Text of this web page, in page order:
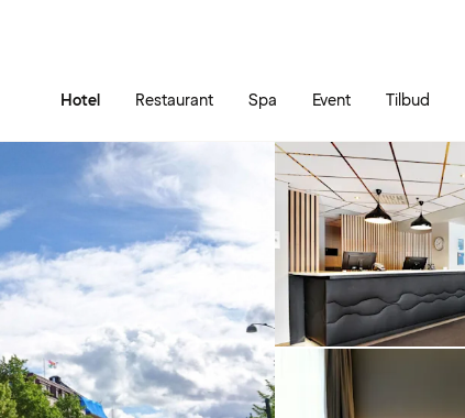
Hotel Restaurant Spa Event Tilbud